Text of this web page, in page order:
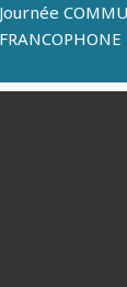
Journée
FRANCOPHONE